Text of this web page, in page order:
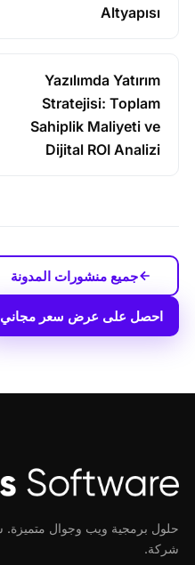
Altyapısı
Yazılımda Yatırım
Stratejisi: Toplam
Sahiplik Maliyeti ve
Dijital ROI Analizi
جميع منشورات المدونة
احصل على عرض سعر مجاني
شركة.